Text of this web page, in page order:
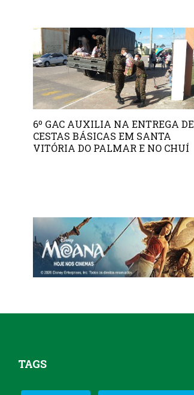
6º GAC AUXILIA NA ENTREGA DE
CESTAS BÁSICAS EM SANTA
VITÓRIA DO PALMAR E NO CHUÍ
TAGS